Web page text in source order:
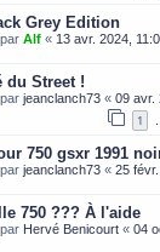
Grey Edition
parAlf « 13 avr. 2024,
du Street !
parjeanclanch73 «09 avr.
1
750 gsxr 1991
parjeanclanch73 «25
750 ??? À l'aide
Hervé Benicourt «04